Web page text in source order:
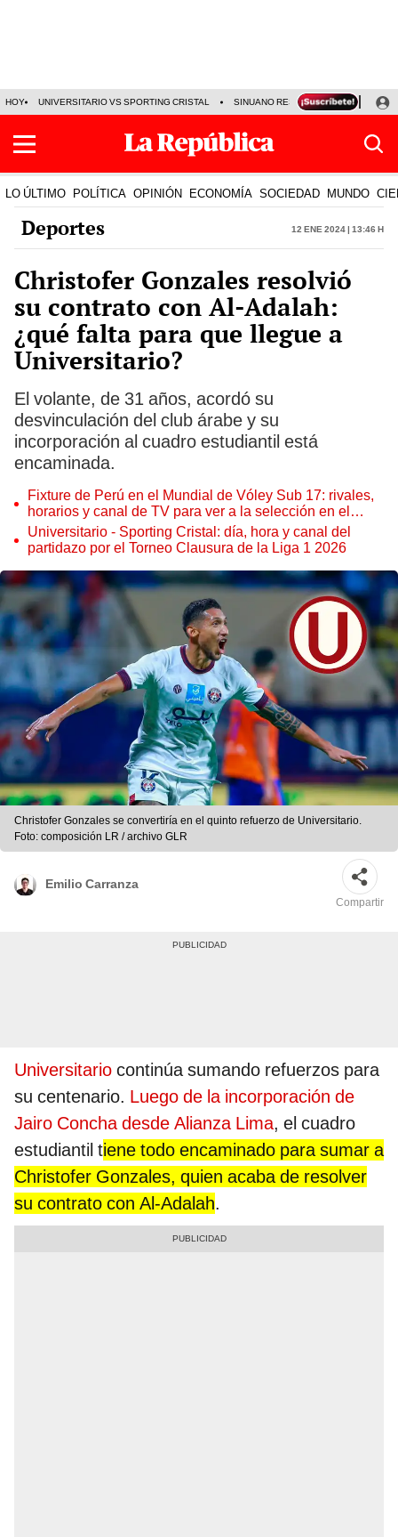
HOY UNIVERSITARIO VS SPORTING CRISTAL SINUANO RESULTADOS HOY
LO ÚLTIMO POLÍTICA OPINIÓN ECONOMÍA SOCIEDAD MUNDO
Deportes 12 Ene 2024 | 13:46 h
Christofer Gonzales resolvió
su contrato con Al-Adalah:
¿qué falta para que llegue a
Universitario?
El volante, de 31 años, acordó su
desvinculación del club árabe y su
incorporación al cuadro estudiantil está
encaminada.
Fixture de Perú en el Mundial de Vóley Sub 17: rivales,
horarios y canal de TV para ver a la selección en el
torneo
Universitario - Sporting Cristal: día, hora y canal del
partidazo por el Torneo Clausura de la Liga 1 2026
Christofer Gonzales se convertiría en el quinto refuerzo de Universitario.
Foto: composición LR / archivo GLR
Emilio Carranza
Compartir
Universitario continúa sumando refuerzos para
su centenario. Luego de la incorporación de
Jairo Concha desde Alianza Lima, el cuadro
estudiantil tiene todo encaminado para sumar a
Christofer Gonzales, quien acaba de resolver
su contrato con Al-Adalah.